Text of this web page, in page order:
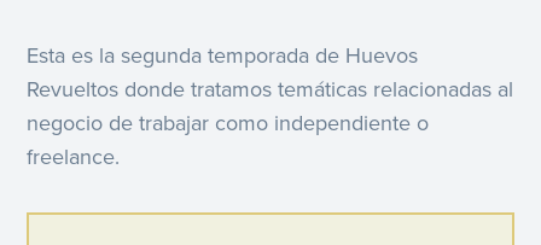
Esta es la segunda temporada de Huevos
Revueltos donde tratamos temáticas relacionadas al
negocio de trabajar como independiente o
freelance.